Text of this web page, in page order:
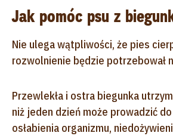
Jak pomóc psu z
Nie ulega wątpliwości, że pies
rozwolnienie będzie potrzebował
Przewlekła i ostra biegunka
niż jeden dzień może prowadzić
osłabienia organizmu,